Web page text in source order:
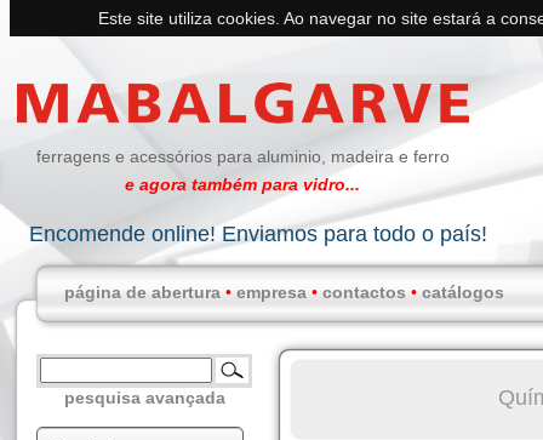
Este site utiliza cookies. Ao navegar no site estará a
ferragens e acessórios para aluminio, madeira e ferro
e agora também para vidro...
Encomende online! Enviamos para todo o país!
página de abertura • empresa • contactos • catálogos
pesquisa avançada